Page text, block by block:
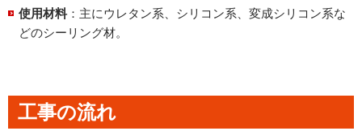
使用材料 ：主にウレタン系、シリコン系、変成シリコン系な
どのシーリング材。
工事の流れ